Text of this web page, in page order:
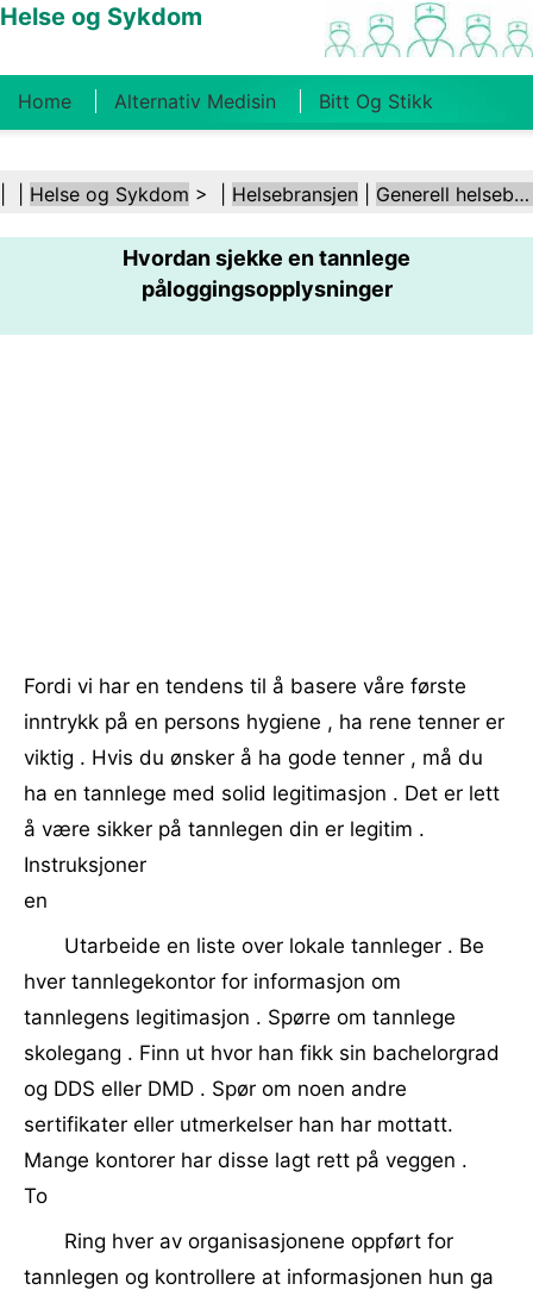
Helse og Sykdom
Home Alternativ Medisin Bitt Og Stikk
Kosthold Og Ernæring Familiehelse
Helsebransjen Psykisk Helse Folkehelse Og
Helse og Sykdom > | Helsebransjen Generell helsebransje
Hvordan sjekke en tannlege
påloggingsopplysninger
Fordi vi har en tendens til å basere våre første
inntrykk på en persons hygiene , ha rene tenner er
viktig . Hvis du ønsker å ha gode tenner , må du
ha en tannlege med solid legitimasjon . Det er lett
å være sikker på tannlegen din er legitim .
Instruksjoner
en
Utarbeide en liste over lokale tannleger . Be
hver tannlegekontor for informasjon om
tannlegens legitimasjon . Spørre om tannlege
skolegang . Finn ut hvor han fikk sin bachelorgrad
og DDS eller DMD . Spør om noen andre
sertifikater eller utmerkelser han har mottatt.
Mange kontorer har disse lagt rett på veggen .
To
Ring hver av organisasjonene oppført for
tannlegen og kontrollere at informasjonen hun ga